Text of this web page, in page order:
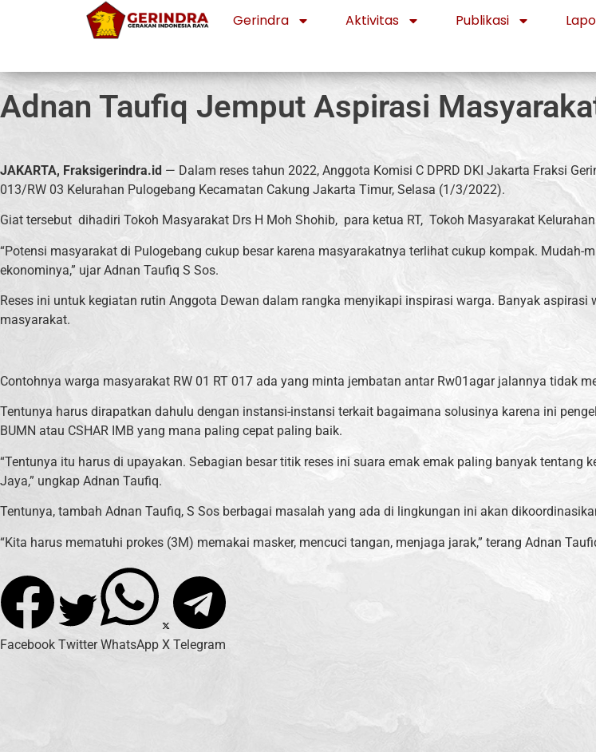
Gerindra Aktivitas Publikasi
Adnan Taufiq Jemput Aspirasi
JAKARTA, Fraksigerindra.id — Dalam reses tahun 2022, Anggota Komisi C DPRD DKI Jakarta Fraksi
013/RW 03 Kelurahan Pulogebang Kecamatan Cakung Jakarta Timur, Selasa (1/3/2022).
Giat tersebut dihadiri Tokoh Masyarakat Drs H Moh Shohib, para ketua RT, Tokoh Masyarakat
“Potensi masyarakat di Pulogebang cukup besar karena masyarakatnya terlihat cukup kompak.
ekonominya,” ujar Adnan Taufiq S Sos.
Reses ini untuk kegiatan rutin Anggota Dewan dalam rangka menyikapi inspirasi warga. Banyak
masyarakat.
Contohnya warga masyarakat RW 01 RT 017 ada yang minta jembatan antar Rw01agar jalannya tidak
Tentunya harus dirapatkan dahulu dengan instansi-instansi terkait bagaimana solusinya karena ini
BUMN atau CSHAR IMB yang mana paling cepat paling baik.
“Tentunya itu harus di upayakan. Sebagian besar titik reses ini suara emak emak paling banyak
Jaya,” ungkap Adnan Taufiq.
Tentunya, tambah Adnan Taufiq, S Sos berbagai masalah yang ada di lingkungan ini akan
“Kita harus mematuhi prokes (3M) memakai masker, mencuci tangan, menjaga jarak,” terang Adnan
Facebook Twitter WhatsApp X Telegram